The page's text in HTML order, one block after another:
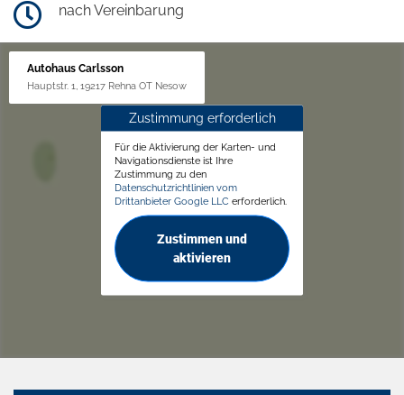
nach Vereinbarung
Autohaus Carlsson
Hauptstr. 1, 19217 Rehna OT Nesow
Zustimmung erforderlich
Für die Aktivierung der Karten- und
Navigationsdienste ist Ihre
Zustimmung zu den
Datenschutzrichtlinien vom
Drittanbieter Google LLC erforderlich.
Zustimmen und
aktivieren